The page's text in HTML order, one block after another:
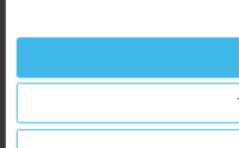
SVERIGES LEDANDE